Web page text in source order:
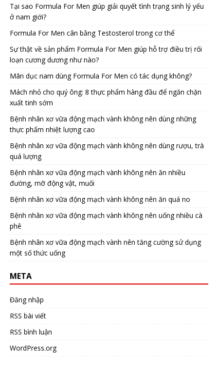
Tại sao Formula For Men giúp giải quyết tình trạng sinh lý yếu
ở nam giới?
Formula For Men cân bằng Testosterol trong cơ thể
Sự thật về sản phẩm Formula For Men giúp hỗ trợ điều trị rối
loạn cương dương như nào?
Mãn dục nam dùng Formula For Men có tác dụng không?
Mách nhỏ cho quý ông: 8 thực phẩm hàng đầu để ngăn chặn
xuất tinh sớm
Bệnh nhân xơ vữa động mạch vành không nên dùng những
thực phẩm nhiệt lượng cao
Bệnh nhân xơ vữa động mạch vành không nên dùng rượu, trà
quá lượng
Bệnh nhân xơ vữa động mạch vành không nên ăn nhiều
đường, mỡ động vật, muối
Bệnh nhân xơ vữa động mạch vành không nên ăn quá no
Bệnh nhân xơ vữa động mạch vành không nên uống nhiều cà
phê
Bệnh nhân xơ vữa động mạch vành nên tăng cường sử dụng
một số thức uống
META
Đăng nhập
RSS bài viết
RSS bình luận
WordPress.org